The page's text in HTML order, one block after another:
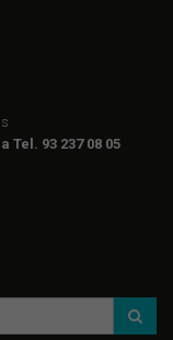
Tel. 93 237 08 05